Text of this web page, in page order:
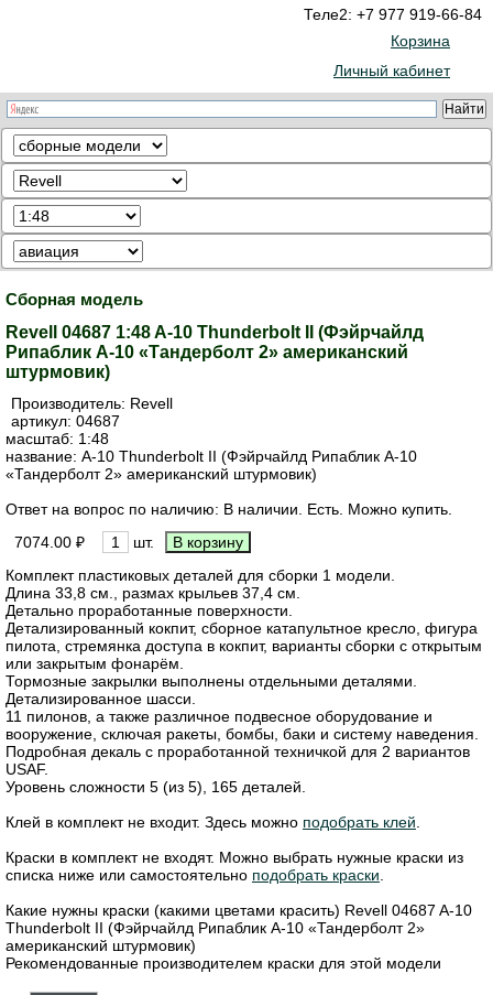
Теле2: +7 977 919-66-84
Корзина
Личный кабинет
Сборная модель
Revell 04687 1:48 A-10 Thunderbolt II (Фэйрчайлд
Рипаблик A-10 «Тандерболт 2» американский
штурмовик)
Производитель: Revell
артикул: 04687
масштаб: 1:48
название: A-10 Thunderbolt II (Фэйрчайлд Рипаблик A-10
«Тандерболт 2» американский штурмовик)
Ответ на вопрос по наличию: В наличии. Есть. Можно купить.
7074.00 ₽
шт.
Комплект пластиковых деталей для сборки 1 модели.
Длина 33,8 см., размах крыльев 37,4 см.
Детально проработанные поверхности.
Детализированный кокпит, сборное катапультное кресло, фигура
пилота, стремянка доступа в кокпит, варианты сборки с открытым
или закрытым фонарём.
Тормозные закрылки выполнены отдельными деталями.
Детализированное шасси.
11 пилонов, а также различное подвесное оборудование и
вооружение, сключая ракеты, бомбы, баки и систему наведения.
Подробная декаль с проработанной техничкой для 2 вариантов
USAF.
Уровень сложности 5 (из 5), 165 деталей.
Клей в комплект не входит. Здесь можно подобрать клей
Краски в комплект не входят. Можно выбрать нужные краски из
списка ниже или самостоятельно подобрать краски
Какие нужны краски (какими цветами красить) Revell 04687 A-10
Thunderbolt II (Фэйрчайлд Рипаблик A-10 «Тандерболт 2»
американский штурмовик)
Рекомендованные производителем краски для этой модели